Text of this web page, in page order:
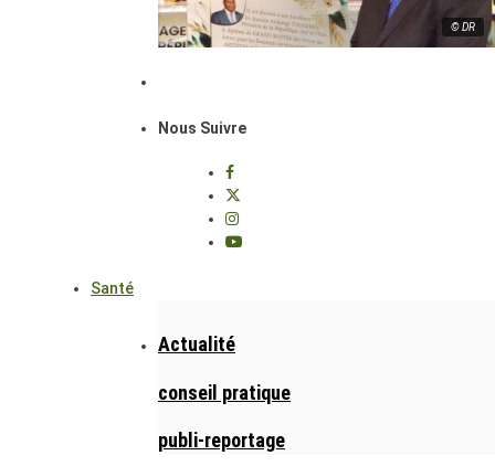
© DR
Nous Suivre
Santé
Actualité
conseil pratique
publi-reportage